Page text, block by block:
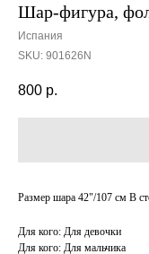
Шар-фигура,
Испания
SKU: 901626N
800 р.
Размер шара 42"/107 см В
Для кого: Для девочки
Для кого: Для мальчика